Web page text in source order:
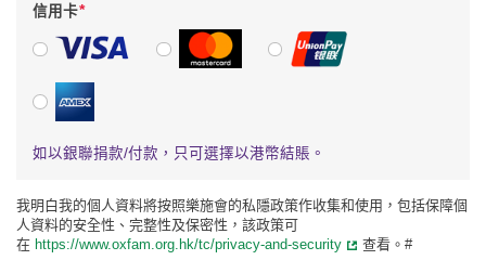
信用卡*
銀聯
美國運通
如以銀聯捐款/付款，只可選擇以港幣結賬。
我明白我的個人資料將按照樂施會的私隱政策作收集和使用，包括保障個
人資料的安全性、完整性及保密性，該政策可
在 https://www.oxfam.org.hk/tc/privacy-and-security 查看。#